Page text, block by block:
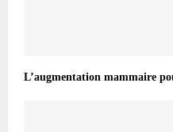
L’augmentation mammaire